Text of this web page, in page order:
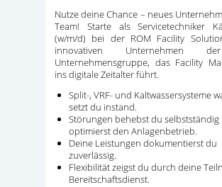
Nutze deine Chance – neues
Team! Starte als Servicetechniker
(w/m/d) bei der ROM Facility
innovativen Unternehmen
Unternehmensgruppe, das Facility
ins digitale Zeitalter führt.
Split-, VRF- und Kaltwassersysteme
setzt du instand.
Störungen behebst du selbstständig
optimierst den Anlagenbetrieb.
Deine Leistungen dokumentierst du
zuverlässig.
Flexibilität zeigst du durch deine
Bereitschaftsdienst.